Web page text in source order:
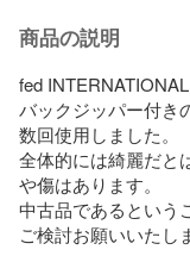
商品の説明
fed
バックジッパー付き
数回使用しました。
全体的には綺麗だと
や傷はあります。
中古品であるという
ご検討お願いいたし